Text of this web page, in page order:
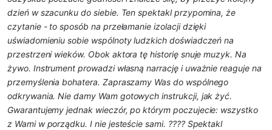
dzień w szacunku do siebie. Ten spektakl przypomina, że
czytanie - to sposób na przełamanie izolacji dzięki
uświadomieniu sobie wspólnoty ludzkich doświadczeń na
przestrzeni wieków. Obok aktora tę historię snuje muzyk. Na
żywo. Instrument prowadzi własną narrację i uważnie reaguje na
przemyślenia bohatera. Zapraszamy Was do wspólnego
odkrywania. Nie damy Wam gotowych instrukcji, jak żyć.
Gwarantujemy jednak wieczór, po którym poczujecie: wszystko
z Wami w porządku. I nie jesteście sami. ???? Spektakl